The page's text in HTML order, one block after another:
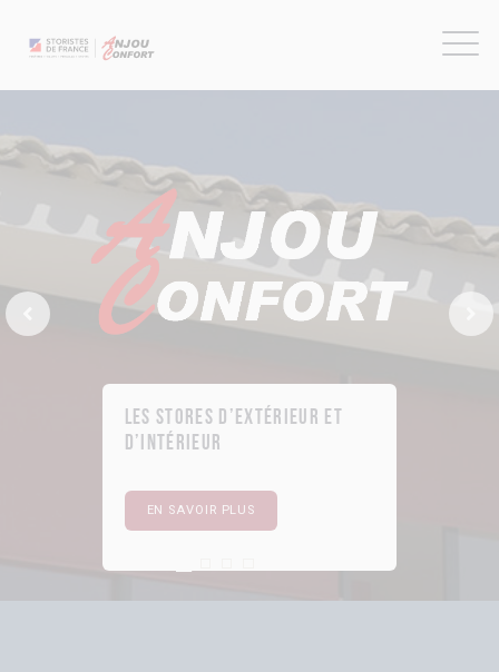
Previous Slide
Les stores d’extérieur et
d’intérieur
EN SAVOIR PLUS
First slide details.
Current Slide
Second slide details.
Third slide details.
Four slide details.